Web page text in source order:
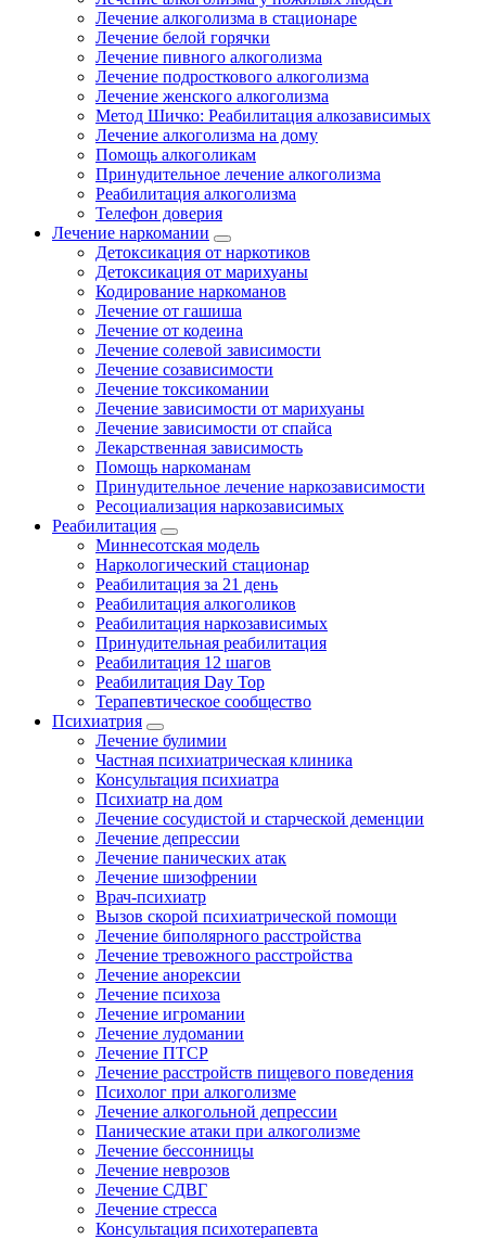
Лечение алкоголизма в стационаре
Лечение белой горячки
Лечение пивного алкоголизма
Лечение подросткового алкоголизма
Лечение женского алкоголизма
Метод Шичко: Реабилитация алкозависимых
Лечение алкоголизма на дому
Помощь алкоголикам
Принудительное лечение алкоголизма
Реабилитация алкоголизма
Телефон доверия
Лечение наркомании
Детоксикация от наркотиков
Детоксикация от марихуаны
Кодирование наркоманов
Лечение от гашиша
Лечение от кодеина
Лечение солевой зависимости
Лечение созависимости
Лечение токсикомании
Лечение зависимости от марихуаны
Лечение зависимости от спайса
Лекарственная зависимость
Помощь наркоманам
Принудительное лечение наркозависимости
Ресоциализация наркозависимых
Реабилитация
Миннесотская модель
Наркологический стационар
Реабилитация за 21 день
Реабилитация алкоголиков
Реабилитация наркозависимых
Принудительная реабилитация
Реабилитация 12 шагов
Реабилитация Day Top
Терапевтическое сообщество
Психиатрия
Лечение булимии
Частная психиатрическая клиника
Консультация психиатра
Психиатр на дом
Лечение сосудистой и старческой деменции
Лечение депрессии
Лечение панических атак
Лечение шизофрении
Врач-психиатр
Вызов скорой психиатрической помощи
Лечение биполярного расстройства
Лечение тревожного расстройства
Лечение анорексии
Лечение психоза
Лечение игромании
Лечение лудомании
Лечение ПТСР
Лечение расстройств пищевого поведения
Психолог при алкоголизме
Лечение алкогольной депрессии
Панические атаки при алкоголизме
Лечение бессонницы
Лечение неврозов
Лечение СДВГ
Лечение стресса
Консультация психотерапевта